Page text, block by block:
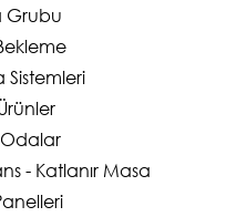
Grubu
- Katlanır Masa